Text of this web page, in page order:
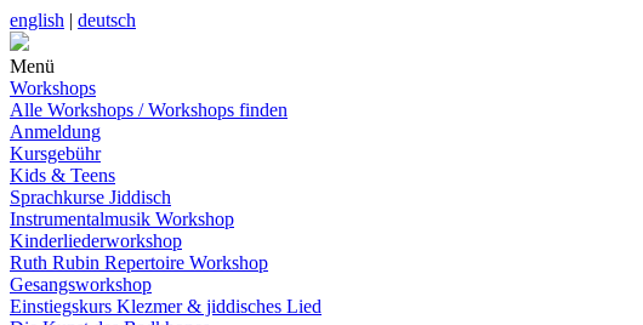
english | deutsch
Menü
Workshops
Alle Workshops / Workshops finden
Anmeldung
Kursgebühr
Kids & Teens
Sprachkurse Jiddisch
Instrumentalmusik Workshop
Kinderliederworkshop
Ruth Rubin Repertoire Workshop
Gesangsworkshop
Einstiegskurs Klezmer & jiddisches Lied